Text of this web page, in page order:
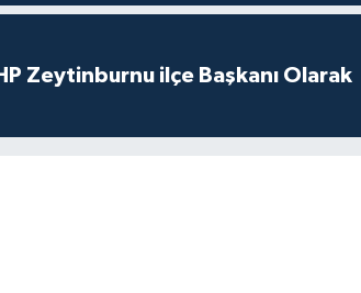
Zeytinburnu ilçe Başkanı Olarak